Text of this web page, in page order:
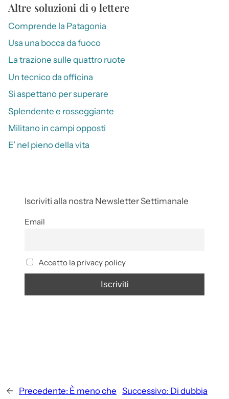
Altre soluzioni di 9 lettere
Comprende la Patagonia
Usa una bocca da fuoco
La trazione sulle quattro ruote
Un tecnico da officina
Si aspettano per superare
Splendente e rosseggiante
Militano in campi opposti
E’ nel pieno della vita
Iscriviti alla nostra Newsletter Settimanale
Email
Accetto la privacy policy
← Precedente: È meno che
Successivo: Di dubbia